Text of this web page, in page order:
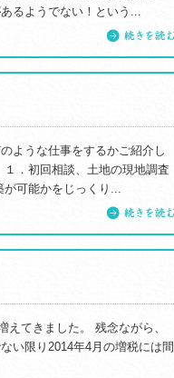
るようでない！という...
ような仕事をするかご紹介し
．初回相談、土地の現地調査
可能かをじっくり...
てきました。 残念ながら、
い限り2014年4月の増税には間